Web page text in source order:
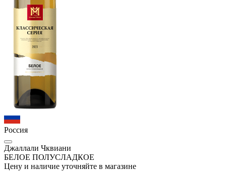
Россия
Джаллали Чквиани
БЕЛОЕ ПОЛУСЛАДКОЕ
Цену и наличие уточняйте в магазине